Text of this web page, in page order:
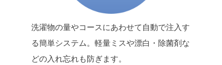
洗濯物の量やコースにあわせて自動で注入す
る簡単システム。軽量ミスや漂白・除菌剤な
どの入れ忘れも防ぎます。